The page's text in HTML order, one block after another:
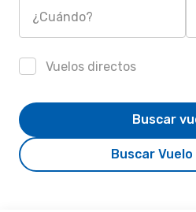
¿Cuándo?
Vuelos directos
Buscar
Buscar